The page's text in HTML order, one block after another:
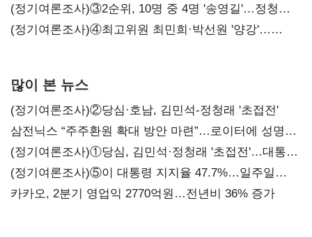
(정기여론조사)③2순위, 10명 중 4명 '송영길'…정청래
'한 자릿수'
(정기여론조사)④최고위원 최민희·박선원 '양강'…
많이 본 뉴스
(정기여론조사)②당심·호남, 김민석-정청래 '초접전'
삼전닉스 “주주환원 확대 방안 마련”…로이터에 성명
보내
(정기여론조사)①당심, 김민석·정청래 '초접전'…대통령
지지도 '50% 아래로'(종합)
(정기여론조사)⑤이 대통령 지지율 47.7%…일주일
만에 다시 40%대
카카오, 2분기 영업익 2770억원…전년비 36% 증가